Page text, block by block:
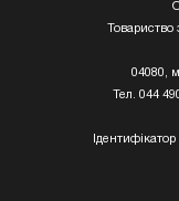
04080,
Тел. 044